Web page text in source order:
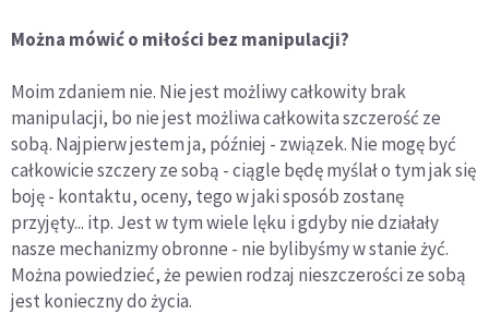
Można mówić o miłości bez manipulacji?
Moim zdaniem nie. Nie jest możliwy całkowity brak
manipulacji, bo nie jest możliwa całkowita szczerość ze
sobą. Najpierw jestem ja, później - związek. Nie mogę być
całkowicie szczery ze sobą - ciągle będę myślał o tym jak się
boję - kontaktu, oceny, tego w jaki sposób zostanę
przyjęty... itp. Jest w tym wiele lęku i gdyby nie działały
nasze mechanizmy obronne - nie bylibyśmy w stanie żyć.
Można powiedzieć, że pewien rodzaj nieszczerości ze sobą
jest konieczny do życia.